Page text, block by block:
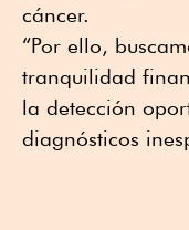
cáncer.
“Por ello,
tranquilidad
la detección
diagnósticos